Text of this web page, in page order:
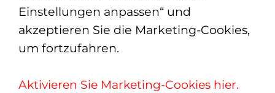
Einstellungen anpassen“ und
akzeptieren Sie die Marketing-Cookies,
um fortzufahren.
Aktivieren Sie Marketing-Cookies hier.